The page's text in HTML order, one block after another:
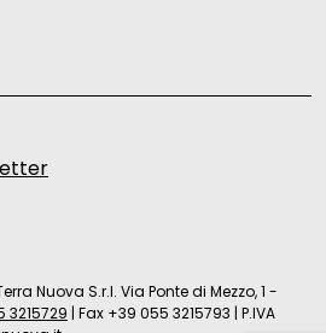
Nuova S.r.l. Via Ponte di Mezzo, 1 -
3215729 | Fax +39 055 3215793 | P.IVA